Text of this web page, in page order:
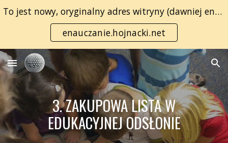
Skip to main content Skip to navigation
To jest nowy, oryginalny adres witryny (dawniej enauczanie.com):
enauczanie.hojnacki.net
3. ZAKUPOWA LISTA W
EDUKACYJNEJ ODSŁONIE